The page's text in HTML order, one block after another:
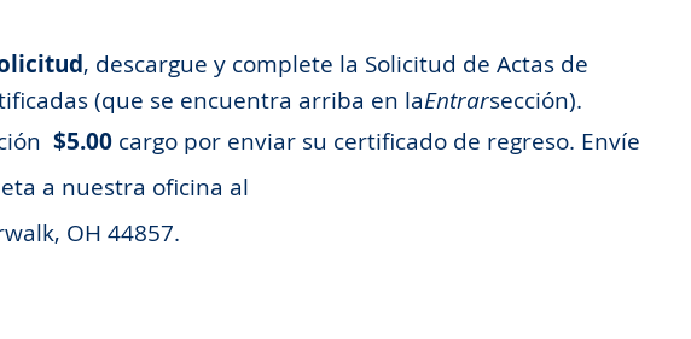
, descargue y complete la Solicitud de Actas de
(que se encuentra arriba en laEntrarsección).
$5.00 cargo por enviar su certificado de regreso. Envíe
a nuestra oficina al
OH 44857.